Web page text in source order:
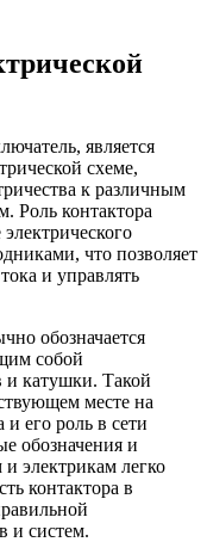
является
схеме,
к различным
Роль контактора
что позволяет
и управлять
обозначается
собой
и катушки. Такой
месте на
и его роль в сети
обозначения и
электрикам легко
контактора в
и систем.